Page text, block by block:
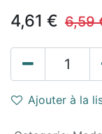
4,61 € 6,59
Ajouter à la